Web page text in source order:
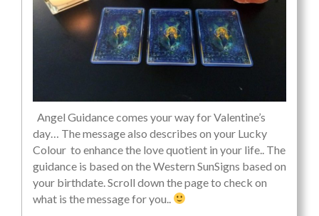
Angel Guidance comes your way for Valentine’s
day… The message also describes on your Lucky
Colour to enhance the love quotient in your life.. The
guidance is based on the Western SunSigns based on
your birthdate. Scroll down the page to check on
what is the message for you..